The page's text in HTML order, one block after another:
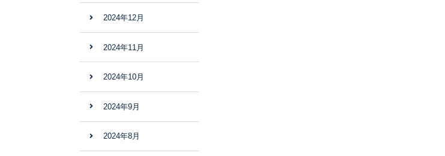
2024年12月
2024年11月
2024年10月
2024年9月
2024年8月